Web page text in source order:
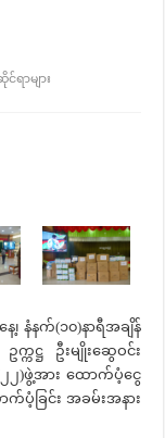
ရာများ
နံနက်(၁၀)နာရီအချိန်
ကဋ္ဌ ဦးမျိုးဆွေဝင်း
)ဖွဲ့အား ထောက်ပံ့ငွေ
က်ပံ့ခြင်း အခမ်းအနား